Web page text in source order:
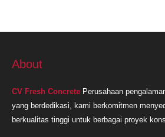
About
CV Fresh Concrete Perusahaan
yang berdedikasi, kami berkomitmen
berkualitas tinggi untuk berbagai proyek